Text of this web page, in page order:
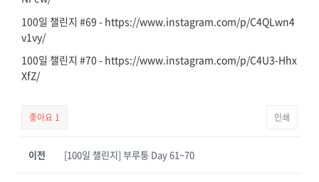
100일 챌린지 #69 - https://www.instagram.com/p/C4QLwn4
v1vy/
100일 챌린지 #70 - https://www.instagram.com/p/C4U3-Hhx
XfZ/
좋아요 1 인쇄
이전 [100일 챌린지] 부루퉁 Day 61~70